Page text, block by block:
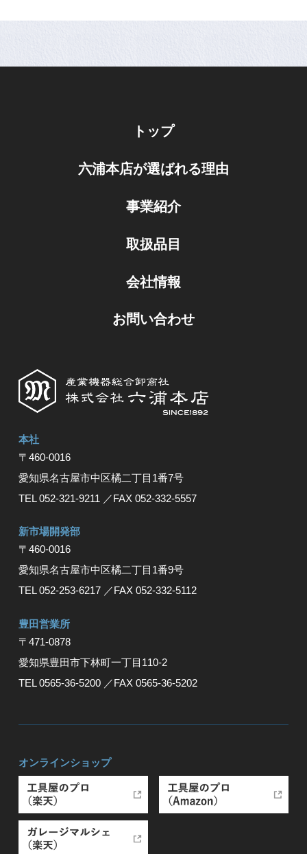
トップ
六浦本店が選ばれる理由
事業紹介
取扱品目
会社情報
お問い合わせ
本社
〒460-0016
愛知県名古屋市中区橘⼆丁⽬1番7号
TEL 052-321-9211 ／FAX 052-332-5557
新市場開発部
〒460-0016
愛知県名古屋市中区橘二丁目1番9号
TEL 052-253-6217 ／FAX 052-332-5112
豊⽥営業所
〒471-0878
愛知県豊⽥市下林町⼀丁⽬110-2
TEL 0565-36-5200 ／FAX 0565-36-5202
オンラインショップ